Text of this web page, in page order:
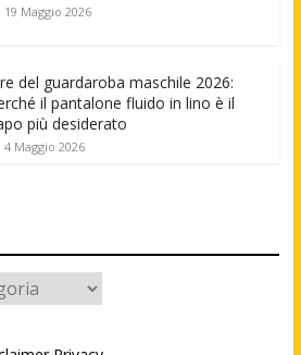
19 Maggio 2026
del guardaroba maschile 2026:
il pantalone fluido in lino è il
più desiderato
4 Maggio 2026